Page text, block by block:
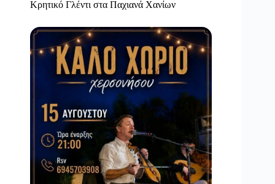
Κρητικό Γλέντι στα Παχιανά Χανίων